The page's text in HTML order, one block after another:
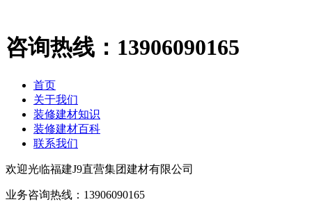
咨询热线： 13906090165
首页
关于我们
装修建材知识
装修建材百科
联系我们
欢迎光临福建J9直营集团建材有限公司
业务咨询热线： 13906090165